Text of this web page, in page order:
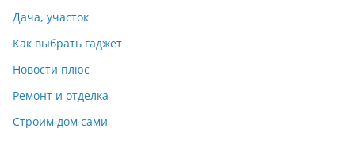
Дача, участок
Как выбрать гаджет
Новости плюс
Ремонт и отделка
Строим дом сами